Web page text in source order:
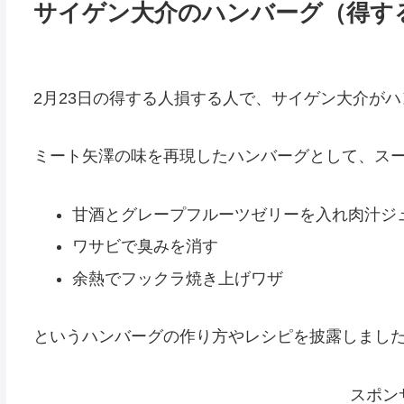
サイゲン大介のハンバーグ（得
2月23日の得する人損する人で、サイゲン大介が
ミート矢澤の味を再現したハンバーグとして、
甘酒とグレープフルーツゼリーを入れ肉汁ジ
ワサビで臭みを消す
余熱でフックラ焼き上げワザ
というハンバーグの作り方やレシピを披露しまし
スポ